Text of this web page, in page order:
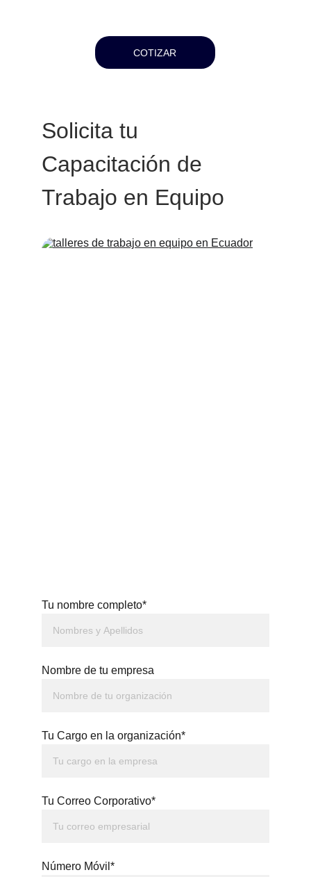
COTIZAR
Solicita tu
Capacitación de
Trabajo en Equipo
Tu nombre completo*
Nombre de tu empresa
Tu Cargo en la organización*
Tu Correo Corporativo*
Número Móvil*